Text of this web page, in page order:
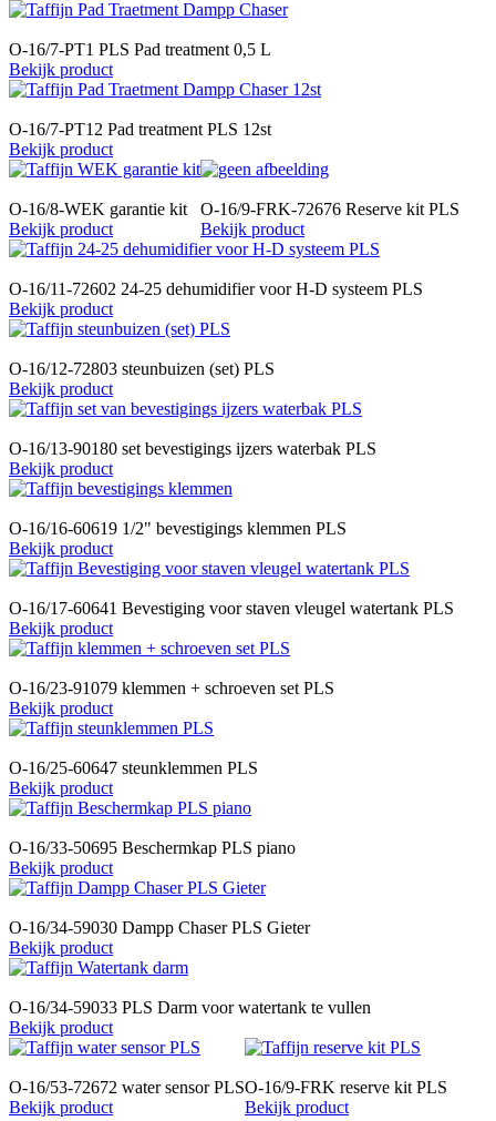
O-16/7-PT1 PLS Pad treatment 0,5 L
Bekijk product
O-16/7-PT12 Pad treatment PLS 12st
Bekijk product
O-16/8-WEK garantie kit
Bekijk product
O-16/9-FRK-72676 Reserve kit PLS
Bekijk product
O-16/11-72602 24-25 dehumidifier voor H-D systeem PLS
Bekijk product
O-16/12-72803 steunbuizen (set) PLS
Bekijk product
O-16/13-90180 set bevestigings ijzers waterbak PLS
Bekijk product
O-16/16-60619 1/2" bevestigings klemmen PLS
Bekijk product
O-16/17-60641 Bevestiging voor staven vleugel watertank PLS
Bekijk product
O-16/23-91079 klemmen + schroeven set PLS
Bekijk product
O-16/25-60647 steunklemmen PLS
Bekijk product
O-16/33-50695 Beschermkap PLS piano
Bekijk product
O-16/34-59030 Dampp Chaser PLS Gieter
Bekijk product
O-16/34-59033 PLS Darm voor watertank te vullen
Bekijk product
O-16/53-72672 water sensor PLS
Bekijk product
O-16/9-FRK reserve kit PLS
Bekijk product